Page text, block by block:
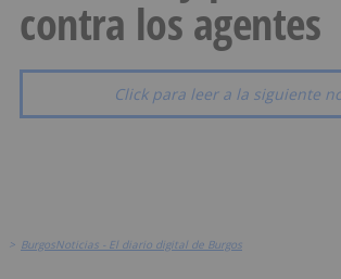
contra los agentes
Click para leer a la siguiente
> BurgosNoticias - El diario digital de Burgos